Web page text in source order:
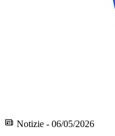
Notizie - 06/05/2026